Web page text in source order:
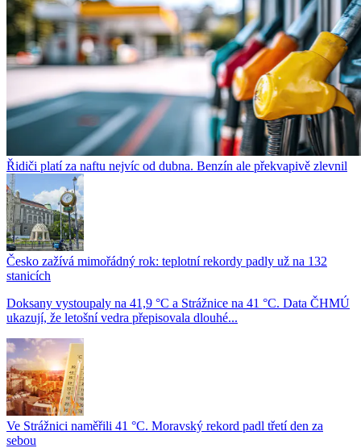
Řidiči platí za naftu nejvíc od dubna. Benzín ale překvapivě zlevnil
Česko zažívá mimořádný rok: teplotní rekordy padly už na 132
stanicích
Doksany vystoupaly na 41,9 °C a Strážnice na 41 °C. Data ČHMÚ
ukazují, že letošní vedra přepisovala dlouhé...
Ve Strážnici naměřili 41 °C. Moravský rekord padl třetí den za
sebou